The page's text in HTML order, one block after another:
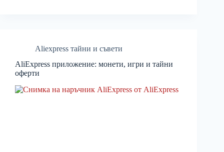
Aliexpress тайни и съвети
AliExpress приложение: монети, игри и тайни
оферти